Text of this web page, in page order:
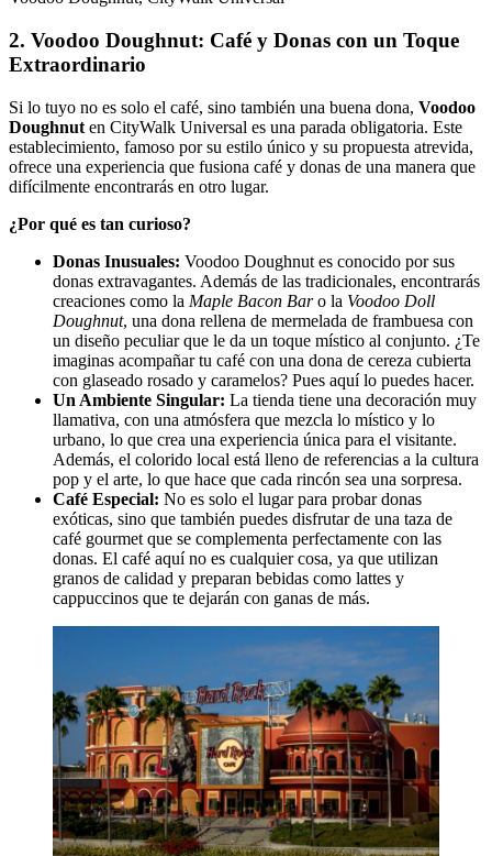
2. Voodoo Doughnut: Café y Donas con un Toque
Extraordinario
Si lo tuyo no es solo el café, sino también una buena dona, Voodoo
Doughnut en CityWalk Universal es una parada obligatoria. Este
establecimiento, famoso por su estilo único y su propuesta atrevida,
ofrece una experiencia que fusiona café y donas de una manera que
difícilmente encontrarás en otro lugar.
¿Por qué es tan curioso?
Donas Inusuales: Voodoo Doughnut es conocido por sus
donas extravagantes. Además de las tradicionales, encontrarás
creaciones como la Maple Bacon Baro la Voodoo Doll
Doughnut, una dona rellena de mermelada de frambuesa con
un diseño peculiar que le da un toque místico al conjunto. ¿Te
imaginas acompañar tu café con una dona de cereza cubierta
con glaseado rosado y caramelos? Pues aquí lo puedes hacer.
Un Ambiente Singular: La tienda tiene una decoración muy
llamativa, con una atmósfera que mezcla lo místico y lo
urbano, lo que crea una experiencia única para el visitante.
Además, el colorido local está lleno de referencias a la cultura
pop y el arte, lo que hace que cada rincón sea una sorpresa.
Café Especial: No es solo el lugar para probar donas
exóticas, sino que también puedes disfrutar de una taza de
café gourmet que se complementa perfectamente con las
donas. El café aquí no es cualquier cosa, ya que utilizan
granos de calidad y preparan bebidas como lattes y
cappuccinos que te dejarán con ganas de más.